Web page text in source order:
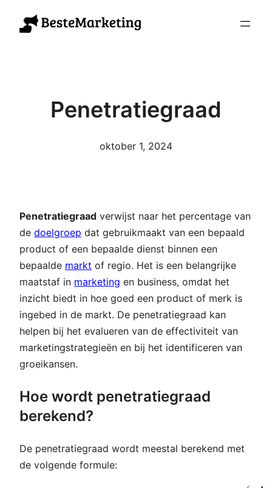
naar
Penetratiegraad
oktober 1, 2024
Penetratiegraad verwijst naar het percentage van
de doelgroep dat gebruikmaakt van een bepaald
product of een bepaalde dienst binnen een
bepaalde markt of regio. Het is een belangrijke
maatstaf in marketing en business, omdat het
inzicht biedt in hoe goed een product of merk is
ingebed in de markt. De penetratiegraad kan
helpen bij het evalueren van de effectiviteit van
marketingstrategieën en bij het identificeren van
groeikansen.
Hoe wordt penetratiegraad
berekend?
De penetratiegraad wordt meestal berekend met
de volgende formule: